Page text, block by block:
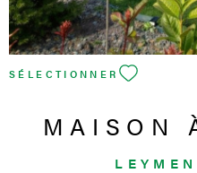
fonctionnelle et idéalement
recherché. Les informations
exposé sont
SÉLECTIONNER
MAISON